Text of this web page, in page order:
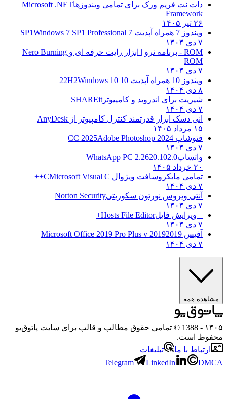
دات نت فریم ورک برای تمامی ویندوزهاMicrosoft .NET
Framework
۲۶ تیر ۱۴۰۵
ویندوز 7 همراه آپدیت 7 SP1
Windows 7 SP1 Professional
۷ دی ۱۴۰۴
ROM - برنامه نرو | ابزار رایت حرفه ای و
Nero Burning
ROM
۷ دی ۱۴۰۴
ویندوز 10 همراه آپدیت 10 22H2
Windows 10
۸ دی ۱۴۰۴
شیریت برای اندروید و کامپیوتر SHAREit
۷ دی ۱۴۰۴
انی دسک ابزار قدرتمند کنترل کامپیوتر از AnyDesk
۱۵ مرداد ۱۴۰۵
فتوشاپ CC 2025 Adobe Photoshop 2024
۷ دی ۱۴۰۴
واتساپWhatsApp PC 2.2620.102.0
۲۰ خرداد ۱۴۰۵
تمامی مایکروسافت ویژوال C Microsoft Visual C++
۷ دی ۱۴۰۴
آنتی ویروس نورتون سکوریتیNorton Security
۷ دی ۱۴۰۴
– ویرایش فایلHosts File Editor+
۷ دی ۱۴۰۴
آفیس 2019 2019 Microsoft Office 2019 Pro Plus v
۷ دی ۱۴۰۴
مشاهده همه
۱۴۰۵
- 1388 © تمامی حقوق مطالب و قالب برای سایت پاتوق‌یو
محفوظ است.
ارتباط با ما
تبلیغات
Telegram
LinkedIn DMCA